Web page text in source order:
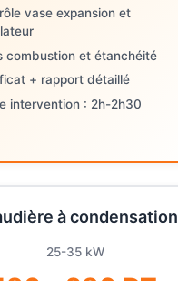
vase expansion et
combustion et étanchéité
+ rapport détaillé
intervention : 2h-2h30
à condensation
25-35 kW